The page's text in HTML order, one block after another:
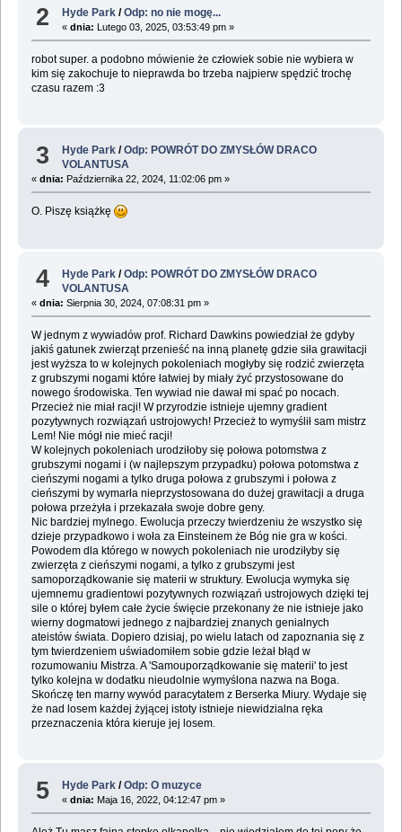
2 Hyde Park /Odp: no nie mogę...
«dnia: Lutego 03, 2025, 03:53:49 pm »
robot super. a podobno mówienie że człowiek sobie nie wybiera w
kim się zakochuje to nieprawda bo trzeba najpierw spędzić trochę
czasu razem :3
3 Hyde Park /Odp: POWRÓT DO ZMYSŁÓW DRACO
VOLANTUSA
« dnia: Października 22, 2024, 11:02:06 pm »
O. Piszę książkę
4 Hyde Park /Odp: POWRÓT DO ZMYSŁÓW DRACO
VOLANTUSA
« dnia: Sierpnia 30, 2024, 07:08:31 pm »
W jednym z wywiadów prof. Richard Dawkins powiedział że gdyby
jakiś gatunek zwierząt przenieść na inną planetę gdzie siła grawitacji
jest wyższa to w kolejnych pokoleniach mogłyby się rodzić zwierzęta
z grubszymi nogami które łatwiej by miały żyć przystosowane do
nowego środowiska. Ten wywiad nie dawał mi spać po nocach.
Przecież nie miał racji! W przyrodzie istnieje ujemny gradient
pozytywnych rozwiązań ustrojowych! Przecież to wymyślił sam mistrz
Lem! Nie mógł nie mieć racji!
W kolejnych pokoleniach urodziłoby się połowa potomstwa z
grubszymi nogami i (w najlepszym przypadku) połowa potomstwa z
cieńszymi nogami a tylko druga połowa z grubszymi i połowa z
cieńszymi by wymarła nieprzystosowana do dużej grawitacji a druga
połowa przeżyła i przekazała swoje dobre geny.
Nic bardziej mylnego. Ewolucja przeczy twierdzeniu że wszystko się
dzieje przypadkowo i woła za Einsteinem że Bóg nie gra w kości.
Powodem dla którego w nowych pokoleniach nie urodziłyby się
zwierzęta z cieńszymi nogami, a tylko z grubszymi jest
samoporządkowanie się materii w struktury. Ewolucja wymyka się
ujemnemu gradientowi pozytywnych rozwiązań ustrojowych dzięki tej
sile o której byłem całe życie święcie przekonany że nie istnieje jako
wierny dogmatowi jednego z najbardziej znanych genialnych
ateistów świata. Dopiero dzisiaj, po wielu latach od zapoznania się z
tym twierdzeniem uświadomiłem sobie gdzie leżał błąd w
rozumowaniu Mistrza. A 'Samouporządkowanie się materii' to jest
tylko kolejna w dodatku nieudolnie wymyślona nazwa na Boga.
Skończę ten marny wywód paracytatem z Berserka Miury. Wydaje się
że nad losem każdej żyjącej istoty istnieje niewidzialna ręka
przeznaczenia która kieruje jej losem.
5 Hyde Park /Odp: O muzyce
«dnia: Maja 16, 2022, 04:12:47 pm »